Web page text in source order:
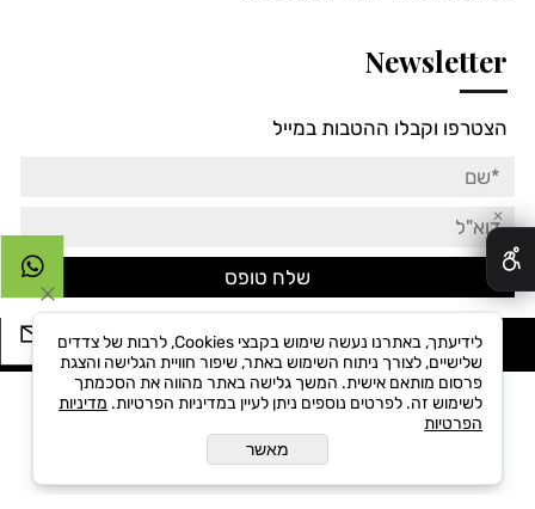
Newsletter
הצטרפו וקבלו ההטבות במייל
Singer©All Rights reserved
בניית אתרים
✕
לידיעתך, באתרנו נעשה שימוש בקבצי Cookies, לרבות של צדדים
שלישיים, לצורך ניתוח השימוש באתר, שיפור חוויית הגלישה והצגת
פרסום מותאם אישית. המשך גלישה באתר מהווה את הסכמתך
לשימוש זה. לפרטים נוספים ניתן לעיין במדיניות הפרטיות. מדיניות
הפרטיות
מאשר